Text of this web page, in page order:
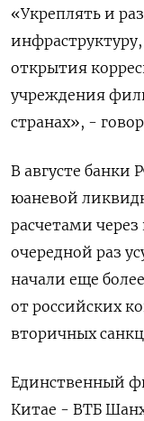
«Укреплять и
открытия
учреждения
странах», -
В августе банки
юаневой
расчетами
очередной раз
начали еще
от российских
вторичных
Единственный
Китае - ВТБ